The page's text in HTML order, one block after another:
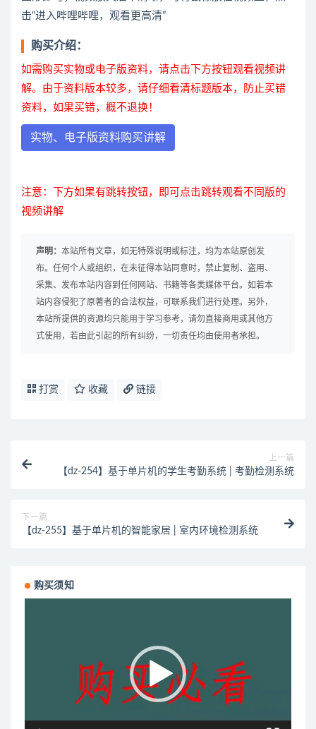
击“进入哔哩哔哩，观看更高清”
购买介绍：
如需购买实物或电子版资料，请点击下方按钮观看视频讲
解。由于资料版本较多，请仔细看清标题版本，防止买错
资料，如果买错，概不退换！
实物、电子版资料购买讲解
注意：下方如果有跳转按钮，即可点击跳转观看不同版的
视频讲解
声明： 本站所有文章，如无特殊说明或标注，均为本站原创发
布。任何个人或组织，在未征得本站同意时，禁止复制、盗用、
采集、发布本站内容到任何网站、书籍等各类媒体平台。如若本
站内容侵犯了原著者的合法权益，可联系我们进行处理。另外，
本站所提供的资源均只能用于学习参考，请勿直接商用或其他方
式使用，若由此引起的所有纠纷，一切责任均由使用者承担。
打赏 收藏 链接
上一篇
【dz-254】基于单片机的学生考勤系统 | 考勤检测系统
下一篇
【dz-255】基于单片机的智能家居 | 室内环境检测系统
购买须知